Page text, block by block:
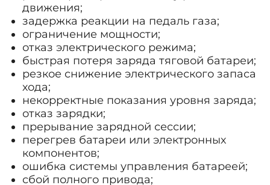
движения;
задержка реакции на педаль газа;
ограничение мощности;
отказ электрического режима;
быстрая потеря заряда тяговой батареи;
резкое снижение электрического запаса
хода;
некорректные показания уровня заряда;
отказ зарядки;
прерывание зарядной сессии;
перегрев батареи или электронных
компонентов;
ошибка системы управления батареей;
сбой полного привода;